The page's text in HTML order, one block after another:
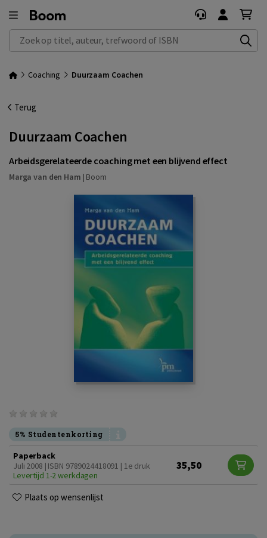
Zoek op titel, auteur, trefwoord of ISBN
Coaching Duurzaam Coachen
Terug
Duurzaam Coachen
Arbeidsgerelateerde coaching met een blijvend effect
Marga van den Ham | Boom
5% Studentenkorting
Paperback
Juli 2008 | ISBN 9789024418091 | 1e druk
Levertijd 1-2 werkdagen
35,50
Plaats op wensenlijst